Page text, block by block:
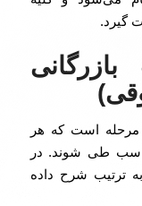
گیرد.
مرحله است که هر
طی شوند. در
ترتیب شرح داده